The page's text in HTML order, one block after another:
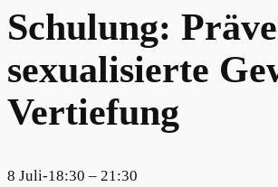
Schulung:
sexualisierte
Vertiefung
8 Juli-18:30 – 21:30